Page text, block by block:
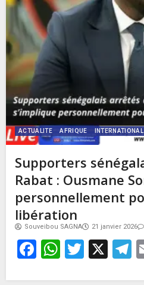
ACTUALITE AFRIQUE INTERNATIONAL
Supporters
Rabat : Ousmane
personnellement
libération
Souveibou SAGNA 21 janvier 2026
Facebook
X